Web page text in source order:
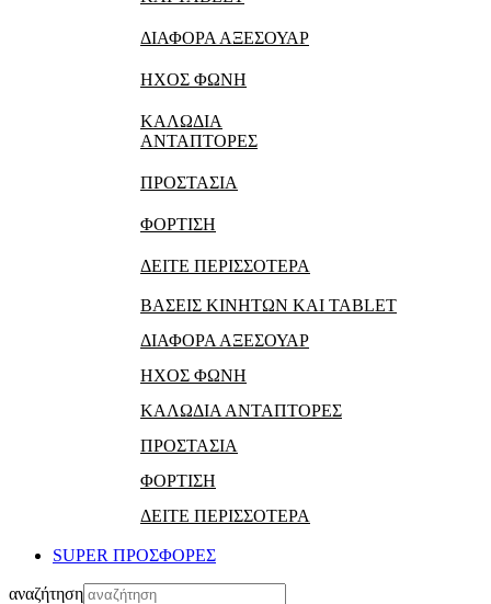
ΔΙΑΦΟΡΑ ΑΞΕΣΟΥΑΡ
ΗΧΟΣ ΦΩΝΗ
ΚΑΛΩΔΙΑ
ΑΝΤΑΠΤΟΡΕΣ
ΠΡΟΣΤΑΣΙΑ
ΦΟΡΤΙΣΗ
ΔΕΙΤΕ ΠΕΡΙΣΣΟΤΕΡΑ
ΒΑΣΕΙΣ ΚΙΝΗΤΩΝ ΚΑΙ TABLET
ΔΙΑΦΟΡΑ ΑΞΕΣΟΥΑΡ
ΗΧΟΣ ΦΩΝΗ
ΚΑΛΩΔΙΑ ΑΝΤΑΠΤΟΡΕΣ
ΠΡΟΣΤΑΣΙΑ
ΦΟΡΤΙΣΗ
ΔΕΙΤΕ ΠΕΡΙΣΣΟΤΕΡΑ
SUPER ΠΡΟΣΦΟΡΕΣ
αναζήτηση